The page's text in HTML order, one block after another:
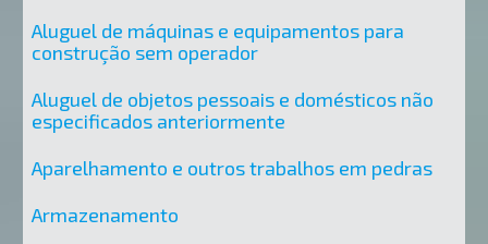
Aluguel de máquinas e equipamentos para
construção sem operador
Aluguel de objetos pessoais e domésticos não
especificados anteriormente
Aparelhamento e outros trabalhos em pedras
Armazenamento